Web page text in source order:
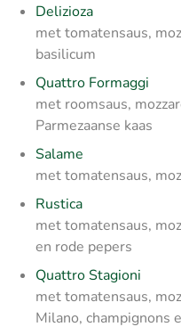
Delizioza
met tomatensaus,
basilicum
Quattro Formaggi
met roomsaus,
Parmezaanse kaas
Salame
met tomatensaus,
Rustica
met tomatensaus,
en rode pepers
Quattro Stagioni
met tomatensaus,
Milano, champignons